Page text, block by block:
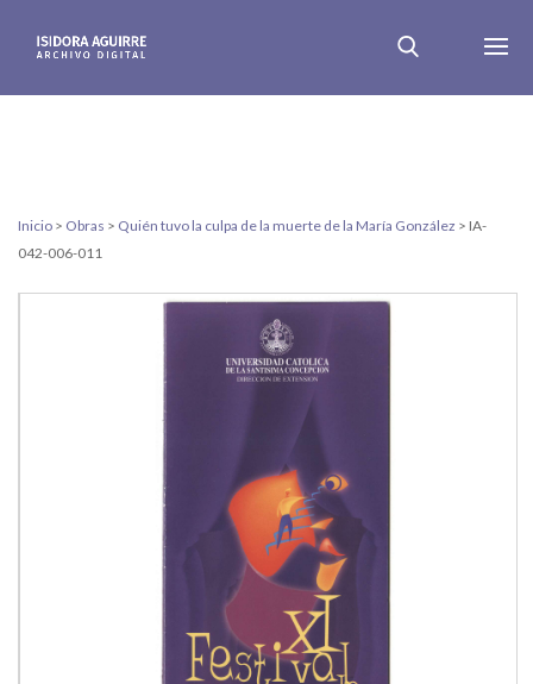
Inicio > Obras > Quién tuvo la culpa de la muerte de la María González > IA-
042-006-011